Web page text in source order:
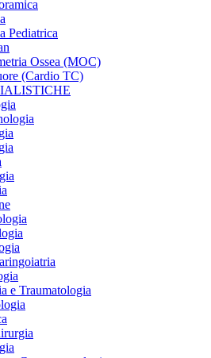
Pediatrica
Ossea (MOC)
(Cardio TC)
e Traumatologia